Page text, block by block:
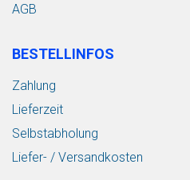
AGB
BESTELLINFOS
Zahlung
Lieferzeit
Selbstabholung
Liefer- / Versandkosten